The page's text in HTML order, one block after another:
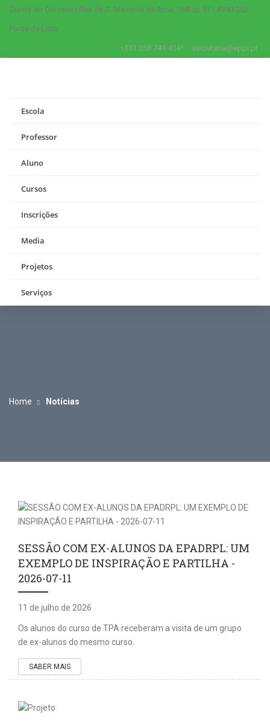
Quinta do Cruzeiro | Rua de S. Mamede de Arca, 768-ap 51 | 4990-202
Ponte de Lima
+351 258 741 404* secretaria@eppl.pt
Escola
Professor
Aluno
Cursos
Inscrições
Media
Projetos
Serviços
Home Notícias
SESSÃO COM EX-ALUNOS DA EPADRPL: UM
EXEMPLO DE INSPIRAÇÃO E PARTILHA -
2026-07-11
11 de julho de 2026
Os alunos do curso de TPA receberam a visita de um grupo
de ex-alunos do mesmo curso.
SABER MAIS